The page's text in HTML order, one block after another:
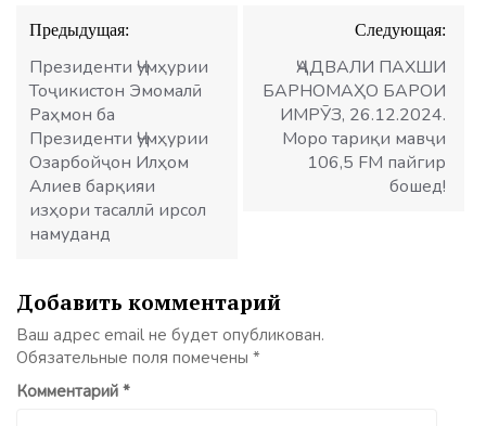
Навигация
по
записям
Предыдущая:
Президенти Ҷумҳурии
Тоҷикистон Эмомалӣ
Раҳмон ба
Президенти Ҷумҳурии
Озарбойҷон Илҳом
Алиев барқияи
изҳори тасаллӣ ирсол
намуданд
Следующая:
ҶАДВАЛИ ПАХШИ
БАРНОМАҲО БАРОИ
ИМРӮЗ, 26.12.2024.
Моро тариқи мавҷи
106,5 FM пайгир
бошед!
Добавить комментарий
Ваш адрес email не будет опубликован.
Обязательные поля помечены *
Комментарий *